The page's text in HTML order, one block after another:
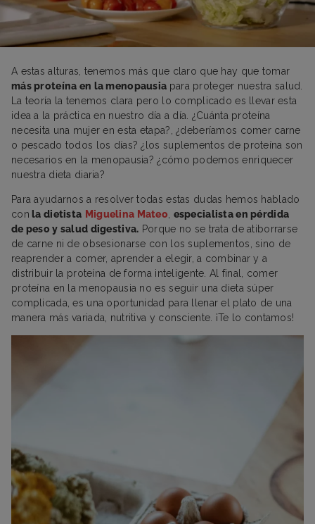
A estas alturas, tenemos más que claro que hay que tomar
más proteína en la menopausia para proteger nuestra salud.
La teoría la tenemos clara pero lo complicado es llevar esta
idea a la práctica en nuestro día a día. ¿Cuánta proteína
necesita una mujer en esta etapa?, ¿deberíamos comer carne
o pescado todos los días? ¿los suplementos de proteína son
necesarios en la menopausia? ¿cómo podemos enriquecer
nuestra dieta diaria?
Para ayudarnos a resolver todas estas dudas hemos hablado
con la dietista Miguelina Mateo especialista en pérdida
de peso y salud digestiva. Porque no se trata de atiborrarse
de carne ni de obsesionarse con los suplementos, sino de
reaprender a comer, aprender a elegir, a combinar y a
distribuir la proteína de forma inteligente. Al final, comer
proteína en la menopausia no es seguir una dieta súper
complicada, es una oportunidad para llenar el plato de una
manera más variada, nutritiva y consciente. ¡Te lo contamos!